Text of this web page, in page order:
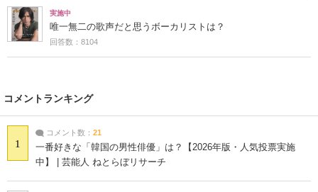
実施中
唯一無二の歌声だと思うボーカリストは？
回答数：8104
コメントランキング
1
コメント数： 21
一番好きな「韓国の男性俳優」は？【2026年版・人気投票実施
中】 | 芸能人 ねとらぼリサーチ